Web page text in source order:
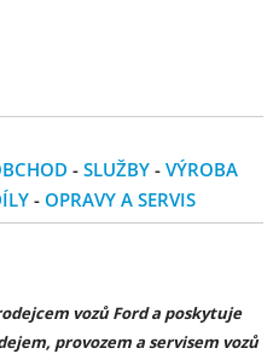
-SLUŽBY -VÝROBA
- OPRAVY A SERVIS
vozů Ford a poskytuje
provozem a servisem vozů